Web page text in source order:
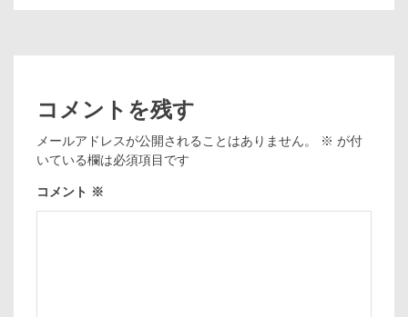
コメントを残す
メールアドレスが公開されることはありません。 ※ が付
いている欄は必須項目です
コメント ※